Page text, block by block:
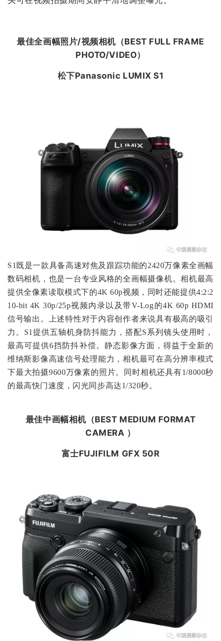
最佳全画幅照片/视频相机（BEST FULL FRAME
PHOTO/VIDEO）
松下Panasonic LUMIX S1
S1既是一款具备高速对焦及跟踪功能的2420万像素全画幅
数码相机，也是一台专业风格的全画幅摄像机。相机最高
提供全像素读取模式下的4K 60p视频，同时还能提供4:2:2
10-bit 4K 30p/25p视频内录以及带V-Log的4K 60p HDMI
信号输出。上述特性对于内容创作者来说具有极高的吸引
力。S1提供五轴机身防抖能力，搭配S系列镜头使用时，
最高可提供6挡防抖补偿。静态影像方面，得益于全新的
维纳斯影像高速信号处理能力，相机最可在高分辨率模式
下最大拍摄9600万像素的照片。同时相机还具有1/8000秒
的最高快门速度，闪光同步高达1/320秒。
最佳中画幅相机（BEST MEDIUM FORMAT
CAMERA ）
富士FUJIFILM GFX 50R